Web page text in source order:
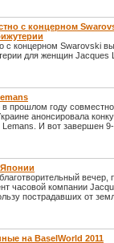
с концерном
с концерном Swarovski
для женщин Jacques
прошлом году
анонсировала
И вот завершен
Японии
часовой компании
пострадавших от
на BaselWorld 2011